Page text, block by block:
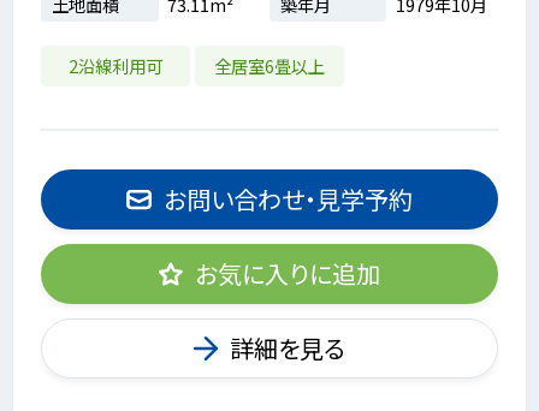
2沿線利用可 全居室6畳以上
お問い合わせ・見学予約
お気に入りに追加
詳細を見る